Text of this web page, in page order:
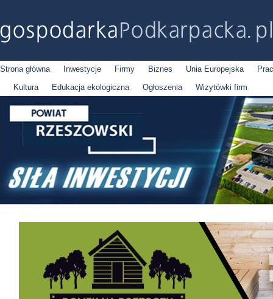
Strona główna Inwestycje Firmy Biznes Unia Europejska
Kultura
Edukacja ekologiczna Ogłoszenia Wizytówki firm